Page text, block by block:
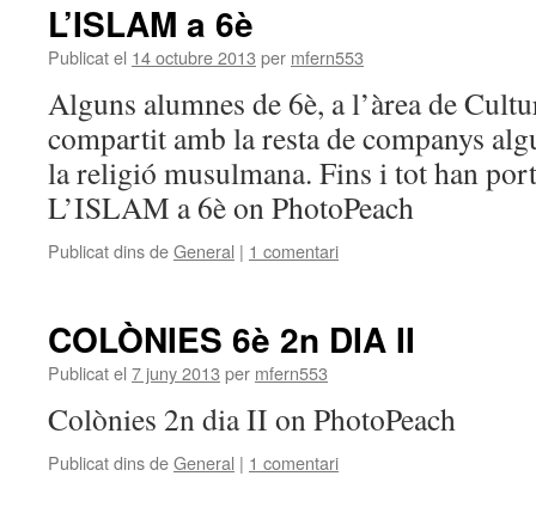
L’ISLAM a 6è
Publicat el 14 octubre 2013 per mfern553
Alguns alumnes de 6è, a l’àrea de
compartit amb la resta de companys
la religió musulmana. Fins i tot han
L’ISLAM a 6è on PhotoPeach
Publicat dins deGeneral | 1 comentari
COLÒNIES 6è 2n DIA II
Publicat el 7 juny 2013 per mfern553
Colònies 2n dia II on PhotoPeach
Publicat dins deGeneral | 1 comentari